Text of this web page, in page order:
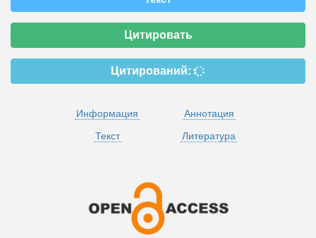
Цитировать
Цитирований:
Информация
Аннотация
Текст
Литература